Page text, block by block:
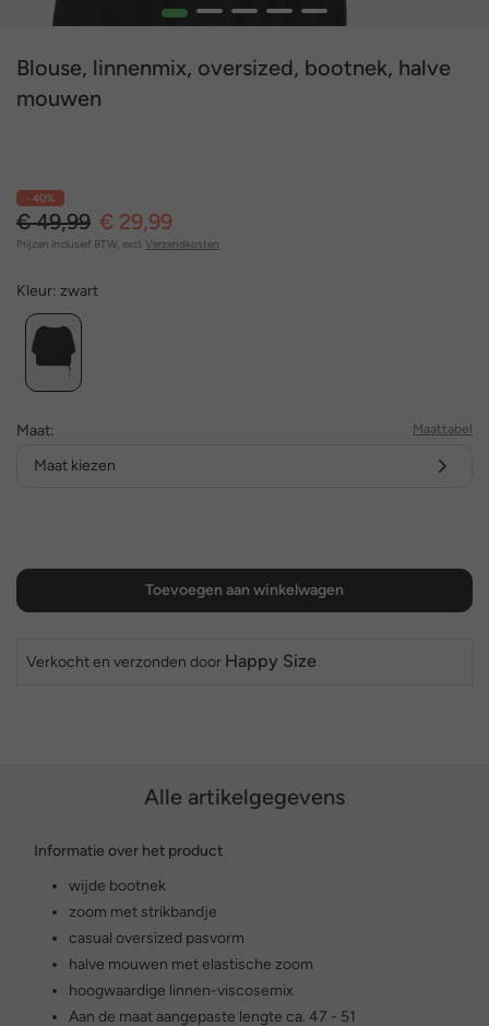
1 2 3 4 5
Blouse, linnenmix, oversized, bootnek, halve
mouwen
- 40%
€ 49,99 € 29,99
Prijzen inclusief BTW, excl. Verzendkosten
Kleur: zwart
Maat: Maattabel
Maat kiezen
Toevoegen aan winkelwagen
Verkocht en verzonden door Happy Size
Alle artikelgegevens
Informatie over het product
wijde bootnek
zoom met strikbandje
casual oversized pasvorm
halve mouwen met elastische zoom
hoogwaardige linnen-viscosemix
Aan de maat aangepaste lengte ca. 47 - 51